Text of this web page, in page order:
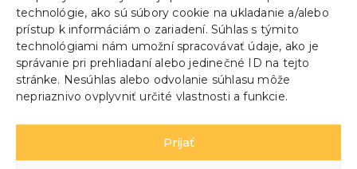
technológie, ako sú súbory cookie na ukladanie a/alebo
prístup k informáciám o zariadení. Súhlas s týmito
technológiami nám umožní spracovávať údaje, ako je
správanie pri prehliadaní alebo jedinečné ID na tejto
stránke. Nesúhlas alebo odvolanie súhlasu môže
nepriaznivo ovplyvniť určité vlastnosti a funkcie.
Prijať